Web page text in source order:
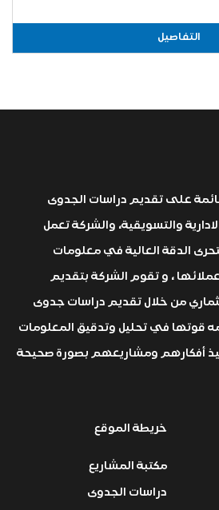
التفاصيل
على تقديم دراسات الجدوى
والتسويقية، والشركة تعمل
الدقة العالية في معلومات
، و تقوم الشركة بتقديم
من خلال تقديم دراسات جدوى
قوتها في تحليل وتدقيق المعلومات
أفكارهم ومشاريعهم بصورة صحيحة
خريطة الموقع
مكتبة المشاريع
دراسات الجدوى